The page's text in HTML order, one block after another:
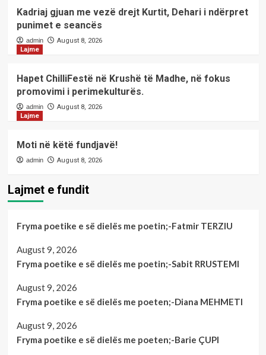
Kadriaj gjuan me vezë drejt Kurtit, Dehari i ndërpret
punimet e seancës
admin
August 8, 2026
Lajme
Hapet ChilliFestë në Krushë të Madhe, në fokus
promovimi i perimekulturës.
admin
August 8, 2026
Lajme
Moti në këtë fundjavë!
admin August 8, 2026
Lajmet e fundit
Fryma poetike e së dielës me poetin;-Fatmir TERZIU
August 9, 2026
Fryma poetike e së dielës me poetin;-Sabit RRUSTEMI
August 9, 2026
Fryma poetike e së dielës me poeten;-Diana MEHMETI
August 9, 2026
Fryma poetike e së dielës me poeten;-Barie ÇUPI